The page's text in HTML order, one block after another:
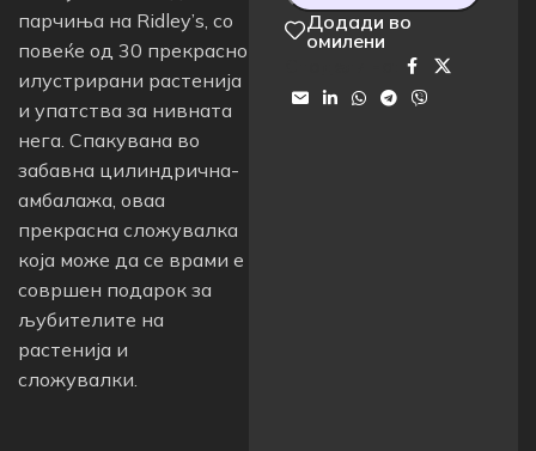
парчиња на Ridley’s, со
повеќе од 30 прекрасно
илустрирани растенија
и упатства за нивната
нега. Спакувана во
забавна цилиндрична-
амбалажа, оваа
прекрасна сложувалка
која може да се врами е
совршен подарок за
љубителите на
растенија и
сложувалки.
Додади во
омилени